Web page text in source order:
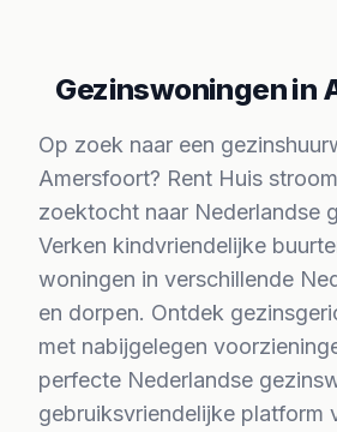
Gezinswoningen in
Op zoek naar een
Amersfoort? Rent Huis
zoektocht naar Nederlandse
Verken kindvriendelijke
woningen in verschillende
en dorpen. Ontdek
met nabijgelegen
perfecte Nederlandse
gebruiksvriendelijke platform